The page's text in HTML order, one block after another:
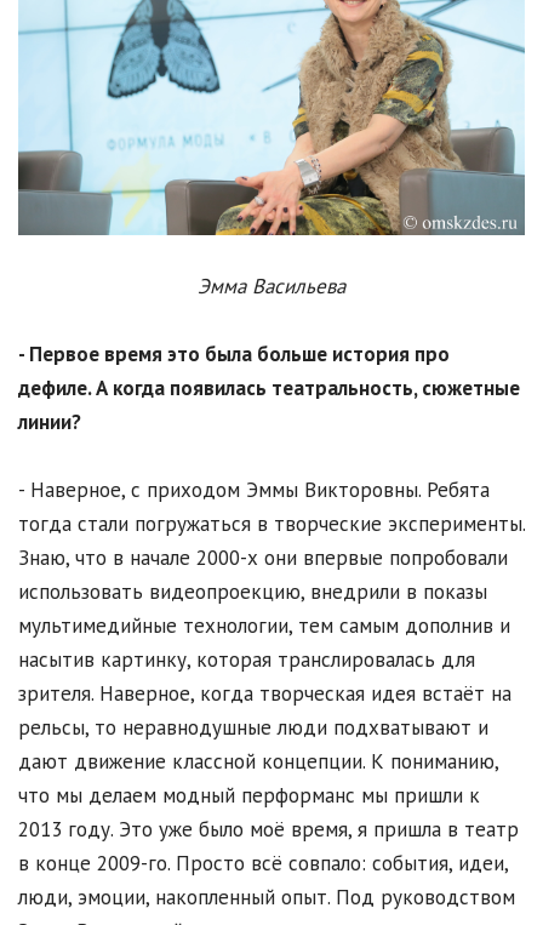
Эмма Васильева
- Первое время это была больше история про
дефиле. А когда появилась театральность, сюжетные
линии?
- Наверное, с приходом Эммы Викторовны. Ребята
тогда стали погружаться в творческие эксперименты.
Знаю, что в начале 2000-х они впервые попробовали
использовать видеопроекцию, внедрили в показы
мультимедийные технологии, тем самым дополнив и
насытив картинку, которая транслировалась для
зрителя. Наверное, когда творческая идея встаёт на
рельсы, то неравнодушные люди подхватывают и
дают движение классной концепции. К пониманию,
что мы делаем модный перформанс мы пришли к
2013 году. Это уже было моё время, я пришла в театр
в конце 2009-го. Просто всё совпало: события, идеи,
люди, эмоции, накопленный опыт. Под руководством